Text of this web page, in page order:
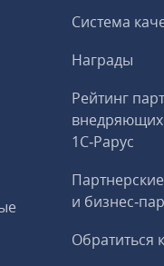
Система
Награды
Рейтинг
1С‑Рарус
и
Обратиться